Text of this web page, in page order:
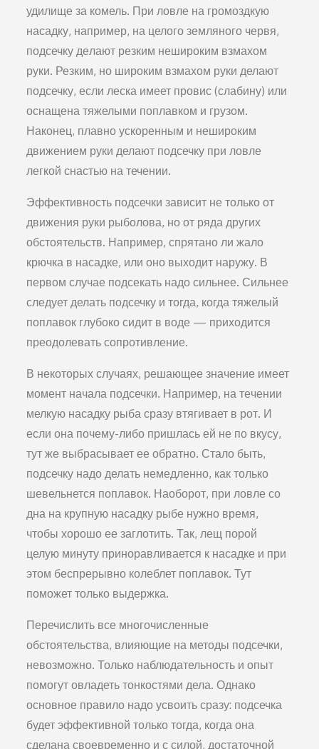
удилище за комель. При ловле на громозд­кую
насадку, например, на цело­го земляного червя,
подсечку де­лают резким нешироким взма­хом
руки. Резким, но широким взмахом руки делают
подсечку, если леска имеет провис (слаби­ну) или
оснащена тяжелыми по­плавком и грузом.
Наконец, плавно ускоренным и неширо­ким
движением руки делают подсечку при ловле
легкой сна­стью на течении.
Эффективность подсечки за­висит не только от
движения ру­ки рыболова, но от ряда других
обстоятельств. Например, спря­тано ли жало
крючка в насадке, или оно выходит наружу. В
пер­вом случае подсекать надо силь­нее. Сильнее
следует делать под­сечку и тогда, когда тяжелый
по­плавок глубоко сидит в воде — приходится
преодолевать сопро­тивление.
В некоторых случаях, решаю­щее значение имеет
момент на­чала подсечки. Например, на те­чении
мелкую насадку рыба сра­зу втягивает в рот. И
если она почему-либо пришлась ей не по вкусу,
тут же выбрасывает ее об­ратно. Стало быть,
подсечку на­до делать немедленно, как толь­ко
шевельнется поплавок. Нао­борот, при ловле со
дна на круп­ную насадку рыбе нужно время,
чтобы хорошо ее заглотить. Так, лещ порой
целую минуту прино­равливается к насадке и при
этом беспрерывно колеблет по­плавок. Тут
поможет только вы­держка.
Перечислить все многочислен­ные
обстоятельства, влияющие на методы подсечки,
невозмож­но. Только наблюдательность и опыт
помогут овладеть тонкос­тями дела. Однако
основное пра­вило надо усвоить сразу: подсеч­ка
будет эффективной только тогда, когда она
сделана своевре­менно и с силой, достаточной